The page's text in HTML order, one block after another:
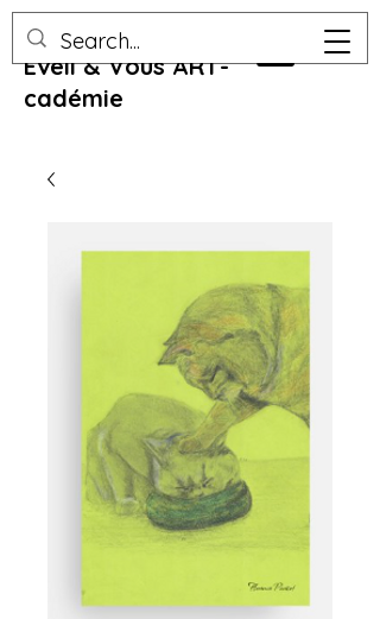
Eveil & Vous ART-
cadémie